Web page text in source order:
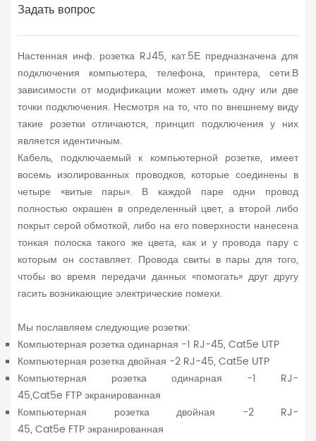
Задать вопрос
Настенная инф. розетка RJ45, кат.5Е предназначена для
подключения компьютера, телефона, принтера, сети.В
зависимости от модификации может иметь одну или две
точки подключения. Несмотря на то, что по внешнему виду
такие розетки отличаются, принцип подключения у них
является идентичным.
Кабель, подключаемый к компьютерной розетке, имеет
восемь изолированных проводков, которые соединены в
четыре «витые пары». В каждой паре одни провод
полностью окрашен в определенный цвет, а второй либо
покрыт серой обмоткой, либо на его поверхности нанесена
тонкая полоска такого же цвета, как и у провода пару с
которым он составляет. Провода свиты в пары для того,
чтобы во время передачи данных «помогать» друг другу
гасить возникающие электрические помехи.
Мы пославляем следующие розетки:
Компьютерная розетка одинарная -1 RJ-45, Cat5e UTP
Компьютерная розетка двойная -2 RJ-45, Cat5e UTP
Компьютерная розетка одинарная -1 RJ-
45,Cat5e FTP экранированная
Компьютерная розетка двойная -2 RJ-
45, Cat5e FTP экранированная